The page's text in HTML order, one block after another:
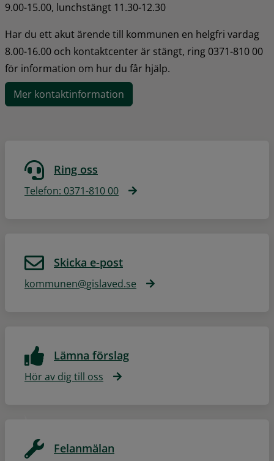
9.00-15.00, lunchstängt 11.30-12.30
Har du ett akut ärende till kommunen en helgfri vardag
8.00-16.00 och kontaktcenter är stängt, ring 0371-810 00
för information om hur du får hjälp.
Mer kontaktinformation
Ring oss
Telefon: 0371-810 00
Skicka e-post
kommunen@gislaved.se
Lämna förslag
Hör av dig till oss
Felanmälan